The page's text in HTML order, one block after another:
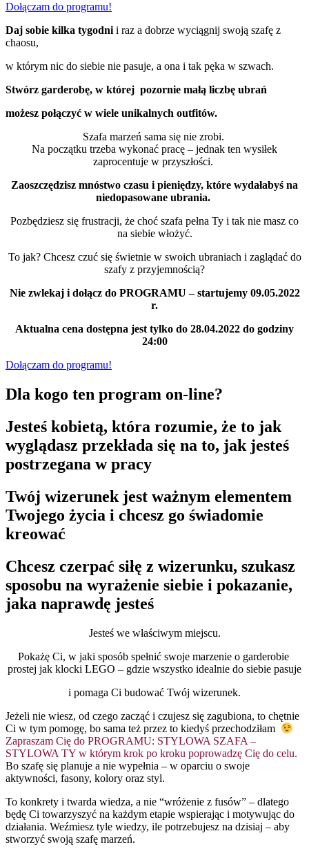
Dołączam do programu!
Daj sobie kilka tygodni i raz a dobrze wyciągnij swoją szafę z
chaosu,
w którym nic do siebie nie pasuje, a ona i tak pęka w szwach.
Stwórz garderobę, w której pozornie małą liczbę ubrań
możesz połączyć w wiele unikalnych outfitów.
Szafa marzeń sama się nie zrobi.
Na początku trzeba wykonać pracę – jednak ten wysiłek
zaprocentuje w przyszłości.
Zaoszczędzisz mnóstwo czasu i pieniędzy, które wydałabyś na
niedopasowane ubrania.
Pozbędziesz się frustracji, że choć szafa pełna Ty i tak nie masz co
na siebie włożyć.
To jak? Chcesz czuć się świetnie w swoich ubraniach i zaglądać do
szafy z przyjemnością?
Nie zwlekaj i dołącz do PROGRAMU – startujemy 09.05.2022
r.
Aktualna cena dostępna jest tylko do 28.04.2022 do godziny
24:00
Dołączam do programu!
Dla kogo ten program on-line?
Jesteś kobietą, która rozumie, że to jak
wyglądasz przekłada się na to, jak jesteś
postrzegana w pracy
Twój wizerunek jest ważnym elementem
Twojego życia i chcesz go świadomie
kreować
Chcesz czerpać siłę z wizerunku, szukasz
sposobu na wyrażenie siebie i pokazanie,
jaka naprawdę jesteś
Jesteś we właściwym miejscu.
Pokażę Ci, w jaki sposób spełnić swoje marzenie o garderobie
prostej jak klocki LEGO – gdzie wszystko idealnie do siebie pasuje
i pomaga Ci budować Twój wizerunek.
Jeżeli nie wiesz, od czego zacząć i czujesz się zagubiona, to chętnie
Ci w tym pomogę, bo sama też przez to kiedyś przechodziłam
Zapraszam Cię do PROGRAMU: STYLOWA SZAFA –
STYLOWA TY w którym krok po kroku poprowadzę Cię do celu.
Bo szafę się planuje a nie wypełnia – w oparciu o swoje
aktywności, fasony, kolory oraz styl.
To konkrety i twarda wiedza, a nie “wróżenie z fusów” – dlatego
będę Ci towarzyszyć na każdym etapie wspierając i motywując do
działania. Weźmiesz tyle wiedzy, ile potrzebujesz na dzisiaj – aby
stworzyć swoją szafę marzeń.